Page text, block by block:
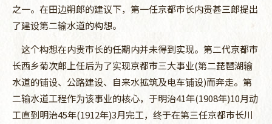
之一。在田边朔郎的建议下，第一任京都市长内贵甚三郎提出
了建设第二输水道的构想。
这个构想在内贵市长的任期内并未得到实现。第二代京都市
长西乡菊次郎上任后为了实现京都市三大事业(第二琵琶湖输
水道的铺设、公路建设、自来水拡筑及电车铺设)而奔走。第
二输水道工程作为该事业的核心，于明治41年(1908年)10月动
工直到明治45年(1912年)3月完工，终于在第三任京都市长川